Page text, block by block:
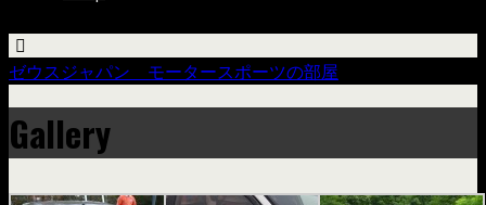
ゼウスジャパン モータースポーツの部屋
Gallery